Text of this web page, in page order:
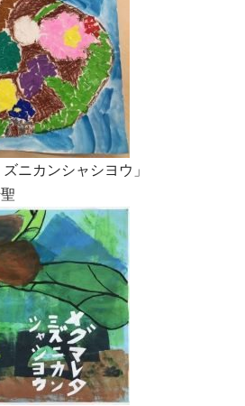
ニカンシャシヨウ」